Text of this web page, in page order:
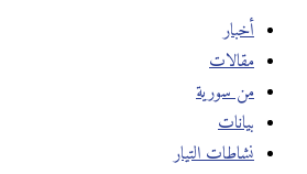
أخبار
مقالات
من سورية
بيانات
نشاطات التيار